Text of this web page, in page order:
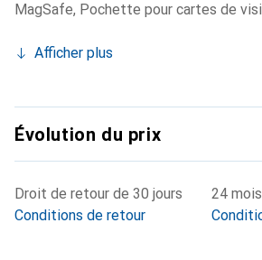
MagSafe, Pochette pour cartes de
Afficher plus
Évolution du prix
Droit de retour de 30 jours
Conditions de retour
24